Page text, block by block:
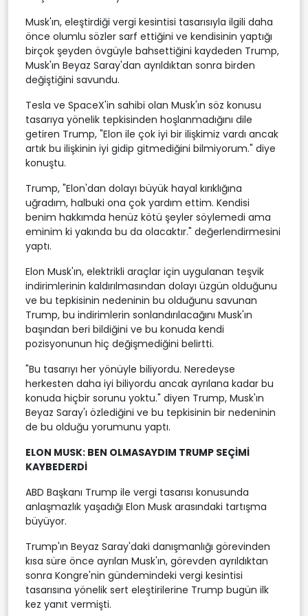
Musk'ın, eleştirdiği vergi kesintisi tasarısıyla ilgili daha
önce olumlu sözler sarf ettiğini ve kendisinin yaptığı
birçok şeyden övgüyle bahsettiğini kaydeden Trump,
Musk'ın Beyaz Saray'dan ayrıldıktan sonra birden
değiştiğini savundu.
Tesla ve SpaceX'in sahibi olan Musk'ın söz konusu
tasarıya yönelik tepkisinden hoşlanmadığını dile
getiren Trump, "Elon ile çok iyi bir ilişkimiz vardı ancak
artık bu ilişkinin iyi gidip gitmediğini bilmiyorum." diye
konuştu.
Trump, "Elon'dan dolayı büyük hayal kırıklığına
uğradım, halbuki ona çok yardım ettim. Kendisi
benim hakkımda henüz kötü şeyler söylemedi ama
eminim ki yakında bu da olacaktır." değerlendirmesini
yaptı.
Elon Musk'ın, elektrikli araçlar için uygulanan teşvik
indirimlerinin kaldırılmasından dolayı üzgün olduğunu
ve bu tepkisinin nedeninin bu olduğunu savunan
Trump, bu indirimlerin sonlandırılacağını Musk'ın
başından beri bildiğini ve bu konuda kendi
pozisyonunun hiç değişmediğini belirtti.
"Bu tasarıyı her yönüyle biliyordu. Neredeyse
herkesten daha iyi biliyordu ancak ayrılana kadar bu
konuda hiçbir sorunu yoktu." diyen Trump, Musk'ın
Beyaz Saray'ı özlediğini ve bu tepkisinin bir nedeninin
de bu olduğu yorumunu yaptı.
ELON MUSK: BEN OLMASAYDIM TRUMP SEÇİMİ
KAYBEDERDİ
ABD Başkanı Trump ile vergi tasarısı konusunda
anlaşmazlık yaşadığı Elon Musk arasındaki tartışma
büyüyor.
Trump'ın Beyaz Saray'daki danışmanlığı görevinden
kısa süre önce ayrılan Musk'ın, görevden ayrıldıktan
sonra Kongre'nin gündemindeki vergi kesintisi
tasarısına yönelik sert eleştirilerine Trump bugün ilk
kez yanıt vermişti.